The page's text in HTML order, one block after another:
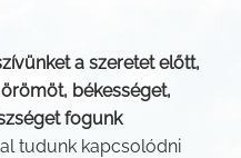
a szeretet előtt,
békességet,
fogunk
tudunk kapcsolódni